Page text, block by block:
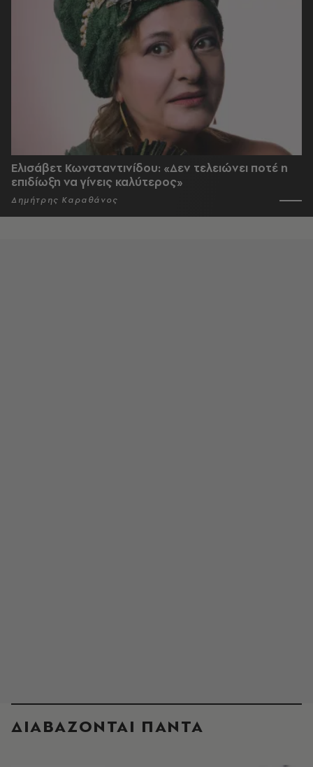
Ελισάβετ Κωνσταντινίδου: «Δεν τελειώνει ποτέ η
επιδίωξη να γίνεις καλύτερος»
Δημήτρης Καραθάνος
ΔΙΑΒΑΖΟΝΤΑΙ ΠΑΝΤΑ